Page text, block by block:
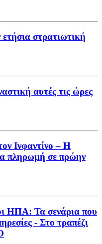
στρατιωτική
αυτές τις ώρες
Ινφαντίνο – Η
πληρωμή σε πρώην
ΗΠΑ: Τα σενάρια που
- Στο τραπέζι